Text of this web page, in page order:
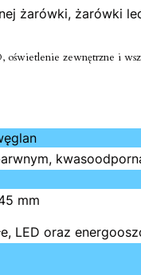
żarówki, żarówki
zewnętrzne i
mm
LED oraz